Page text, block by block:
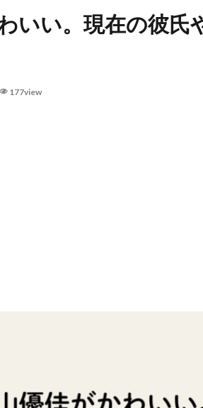
いい。現在の彼氏
177view